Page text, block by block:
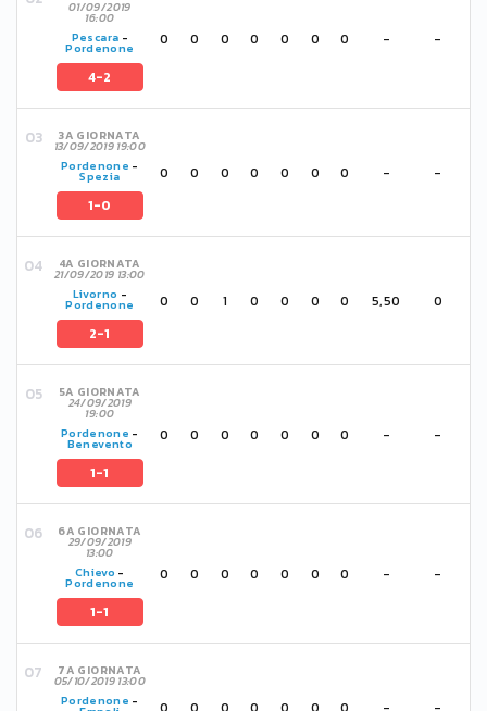
01/09/2019
16:00
Pescara -
Pordenone
4-2
0 0 0 0 0 0 0 - -
3A GIORNATA
13/09/2019 19:00
Pordenone -
Spezia
1-0
0 0 0 0 0 0 0 - -
4A GIORNATA
21/09/2019 13:00
Livorno -
Pordenone
2-1
0 0 1 0 0 0 0 5,50 0
5A GIORNATA
24/09/2019
19:00
Pordenone -
Benevento
1-1
0 0 0 0 0 0 0 - -
6A GIORNATA
29/09/2019
13:00
Chievo -
Pordenone
1-1
0 0 0 0 0 0 0 - -
7A GIORNATA
05/10/2019 13:00
Pordenone -